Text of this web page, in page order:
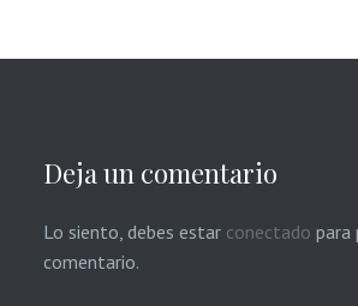
Deja un comentario
Lo siento, debes estar conectado para
comentario.